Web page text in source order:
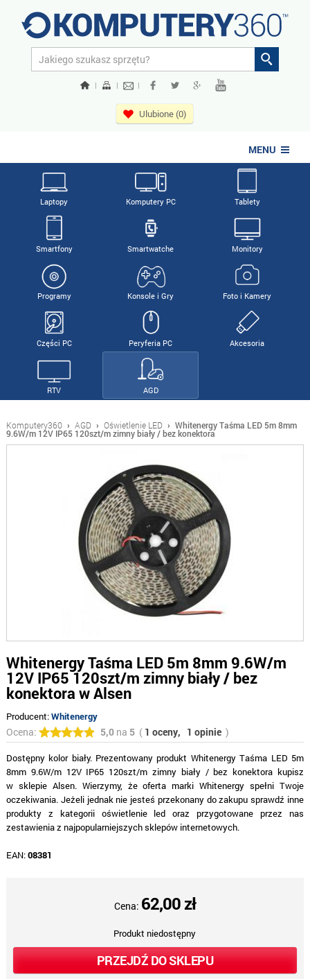
| | |
Ulubione (0)
MENU
Laptopy Komputery PC Tablety
Smartfony Smartwatche Monitory
Programy Konsole i Gry Foto i Kamery
Części PC Peryferia PC Akcesoria
RTV AGD
Komputery360 › AGD › Oświetlenie LED › Whitenergy Taśma LED 5m 8mm
9.6W/m 12V IP65 120szt/m zimny biały / bez konektora
Whitenergy Taśma LED 5m 8mm 9.6W/m
12V IP65 120szt/m zimny biały / bez
konektora w Alsen
Producent:Whitenergy
Ocena: 5,0na 5( 1 oceny, 1 opinie )
Dostępny kolor biały. Prezentowany produkt Whitenergy Taśma LED 5m
8mm 9.6W/m 12V IP65 120szt/m zimny biały / bez konektora kupisz
w sklepie Alsen. Wierzymy, że oferta marki Whitenergy spełni Twoje
oczekiwania. Jeżeli jednak nie jesteś przekonany do zakupu sprawdź inne
produkty z kategorii oświetlenie led oraz przygotowane przez nas
zestawienia z najpopularniejszych sklepów internetowych.
EAN:08381
Cena: 62,00 zł
Produkt niedostępny
PRZEJDŹ DO SKLEPU